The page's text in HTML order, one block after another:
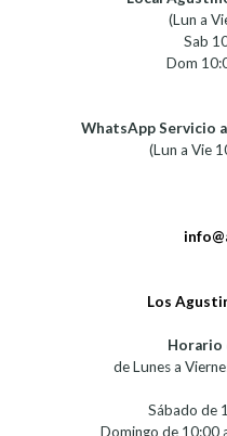
(Lun a
Sab
Dom
WhatsApp Servicio
(Lun a Vie
Los
Horario
de Lunes a
Sábado de
Domingo de 10:00